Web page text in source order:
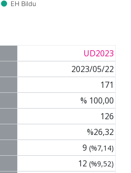
EH Bildu
UD2023
2023/05/22
171
% 100,00
126
%26,32
9 (%7,14)
12 (%9,52)